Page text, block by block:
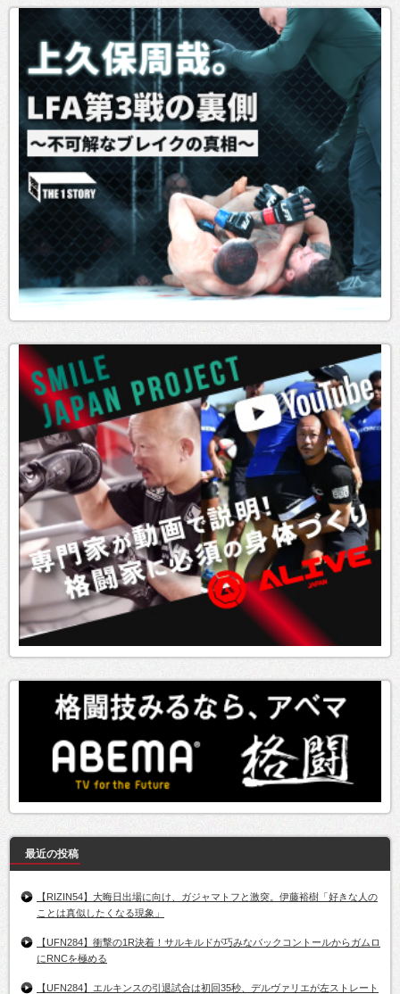
最近の投稿
【RIZIN54】大晦日出場に向け、ガジャマトフと激突。伊藤裕樹「好きな人の
ことは真似したくなる現象」
【UFN284】衝撃の1R決着！サルキルドが巧みなバックコントールからガムロ
にRNCを極める
【UFN284】エルキンスの引退試合は初回35秒、デルヴァリエが左ストレート